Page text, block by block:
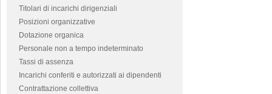
Titolari di incarichi dirigenziali
Posizioni organizzative
Dotazione organica
Personale non a tempo indeterminato
Tassi di assenza
Incarichi conferiti e autorizzati ai dipendenti
Contrattazione collettiva